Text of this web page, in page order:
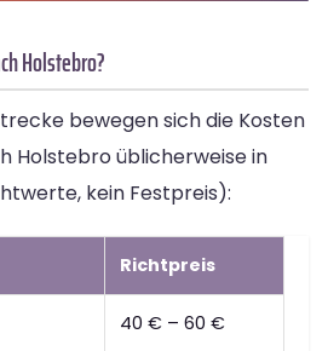
Holstebro?
bewegen sich die Kosten
Holstebro üblicherweise in
kein Festpreis):
Richtpreis
40 € – 60 €